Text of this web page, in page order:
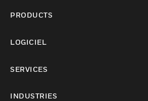
PRODUCTS
LOGICIEL
SERVICES
INDUSTRIES